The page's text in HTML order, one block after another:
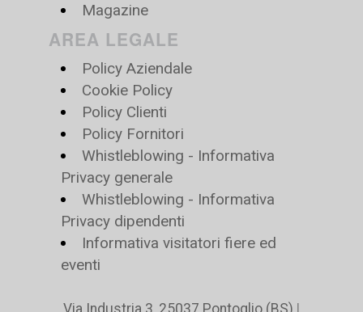
Magazine
AREA LEGALE
Policy Aziendale
Cookie Policy
Policy Clienti
Policy Fornitori
Whistleblowing - Informativa
Privacy generale
Whistleblowing - Informativa
Privacy dipendenti
Informativa visitatori fiere ed
eventi